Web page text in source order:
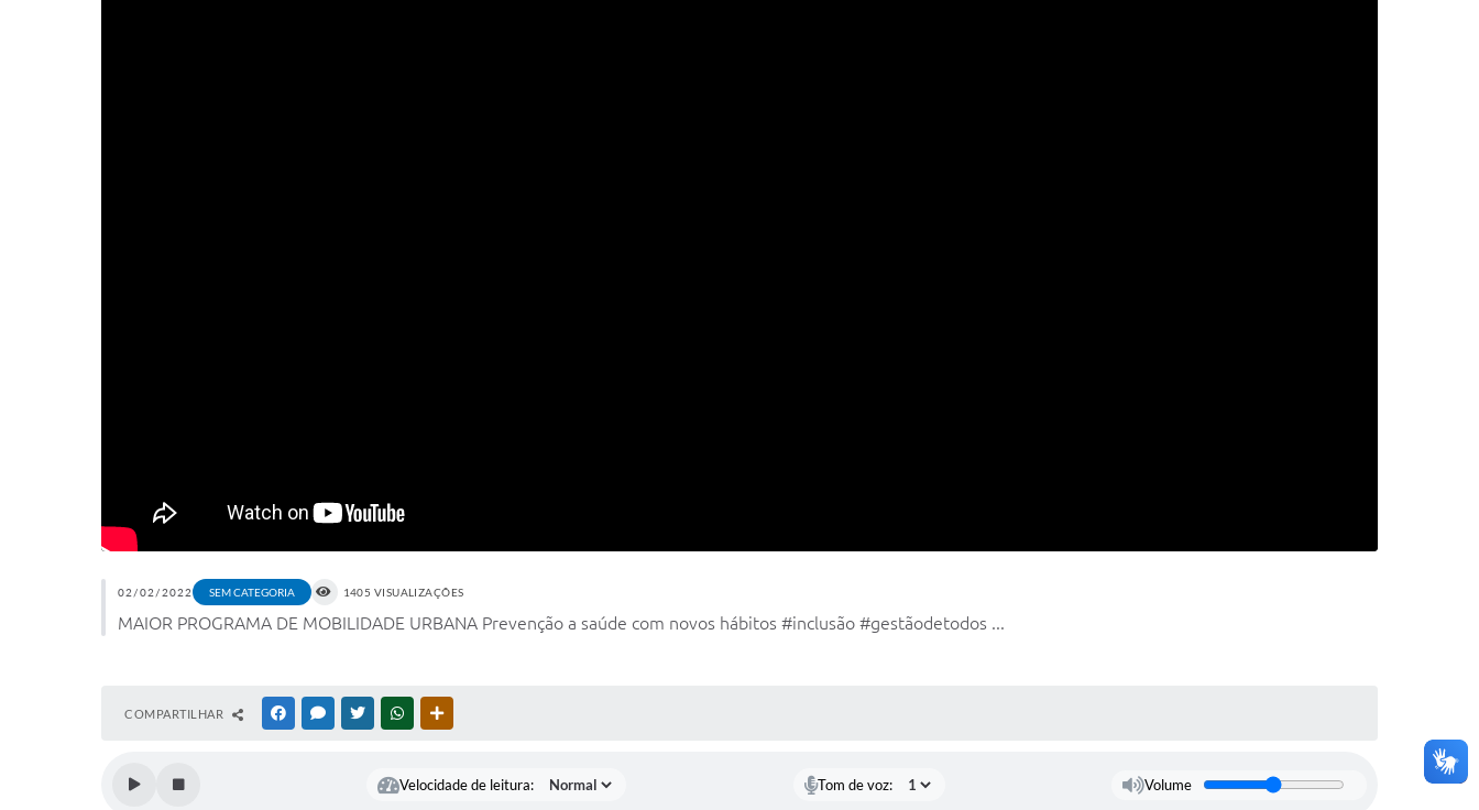
02/02/2022 SEM CATEGORIA 1405 VISUALIZAÇÕES
MAIOR PROGRAMA DE MOBILIDADE URBANA Prevenção a saúde com novos hábitos #inclusão #gestãodetodos ...
COMPARTILHAR FACEBOOKMESSENGER
TWITTERWHATSAPP
Velocidade de leitura: Tom de voz: Volume